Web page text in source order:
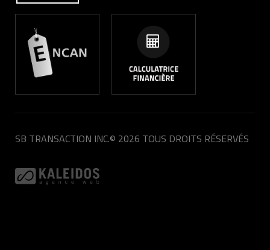
SB TRANSACTION INC.© 2026 TOUS DROITS RÉSERVÉS